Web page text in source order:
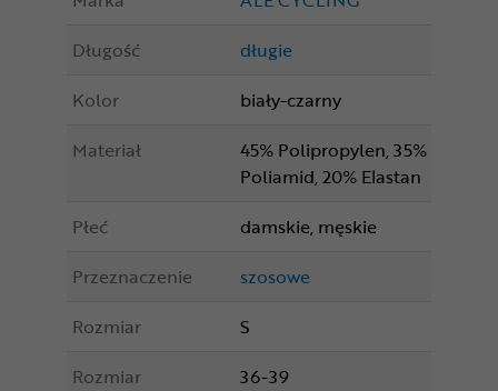
Długość
długie
Kolor
biały-czarny
Materiał
45% Polipropylen, 35%
Poliamid, 20% Elastan
Płeć
damskie, męskie
Przeznaczenie
szosowe
Rozmiar
S
Rozmiar
36-39